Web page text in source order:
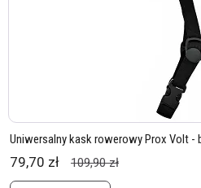
Uniwersalny kask rowerowy Prox Volt -
79,70 zł 109,90 zł